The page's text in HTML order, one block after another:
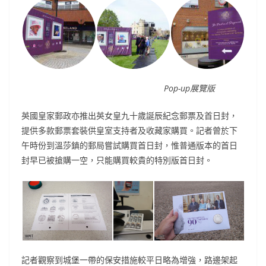
Pop-up展覽版
英國皇家郵政亦推出英女皇九十歲誕辰紀念郵票及首日封，
提供多款郵票套裝供皇室支持者及收藏家購買。記者曾於下
午時份到溫莎鎮的郵局嘗試購買首日封，惟普通版本的首日
封早已被搶購一空，只能購買較貴的特別版首日封。
記者觀察到城堡一帶的保安措施較平日略為增強，路邊架起